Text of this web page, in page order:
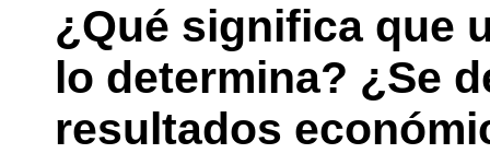
¿Qué significa que
lo determina? ¿Se
resultados